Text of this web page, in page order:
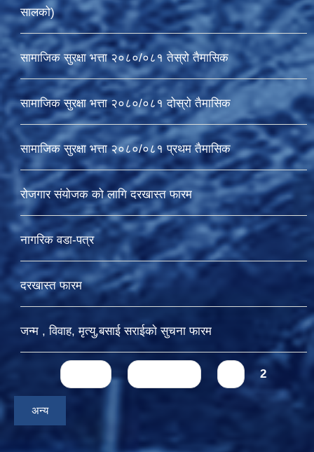
सालको)
सामाजिक सुरक्षा भत्ता २०८०/०८१ तेस्रो तैमासिक
सामाजिक सुरक्षा भत्ता २०८०/०८१ दोस्रो तैमासिक
सामाजिक सुरक्षा भत्ता २०८०/०८१ प्रथम तैमासिक
रोजगार संयोजक को लागि दरखास्त फारम
नागरिक वडा-पत्र
दरखास्त फारम
जन्म , विवाह, मृत्यु,बसाई सराईकाे सुचना फारम
Pages 2
अन्य